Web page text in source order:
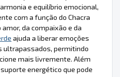
e equilíbrio emocional,
com a função do Chacra
da compaixão e da
ajuda a liberar emoções
ultrapassados, permitindo
mais livremente. Além
energético que pode